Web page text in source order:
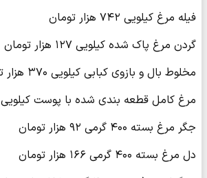
فیله مرغ کیلویی ۷۴۲ هزار تومان
گردن مرغ پاک شده کیلویی ۱۲۷ هزار تومان
مخلوط بال و بازوی کبابی کیلویی ۳۷۰ هزار تومان
مرغ کامل قطعه بندی شده با پوست کیلویی ۳۸۵ هزار تومان
جگر مرغ بسته ۴۰۰ گرمی ۹۲ هزار تومان
دل مرغ بسته ۴۰۰ گرمی ۱۶۶ هزار تومان